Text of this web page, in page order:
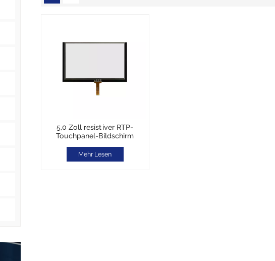
5,0 Zoll resistiver RTP-
Touchpanel-Bildschirm
Mehr Lesen